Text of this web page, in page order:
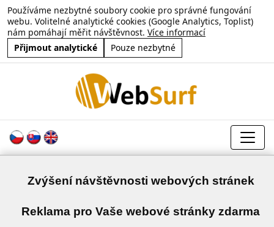
Používáme nezbytné soubory cookie pro správné fungování
webu. Volitelné analytické cookies (Google Analytics, Toplist)
nám pomáhají měřit návštěvnost. Více informací
Přijmout analytické
Pouze nezbytné
Zvýšení návštěvnosti webových stránek
Reklama pro Vaše webové stránky zdarma